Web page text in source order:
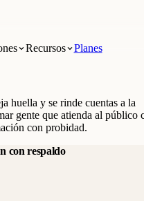
Recursos
Planes
huella y se rinde cuentas a la
gente que atienda al público
con probidad.
con respaldo